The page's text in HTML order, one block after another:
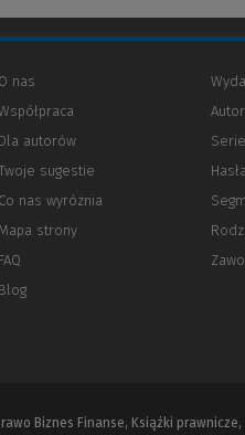
O nas
Dla autorów
innej
strony)
sugestie
Co nas wyróżnia
strony
FAQ
Blog
Serie
Biznes Finanse, Książki